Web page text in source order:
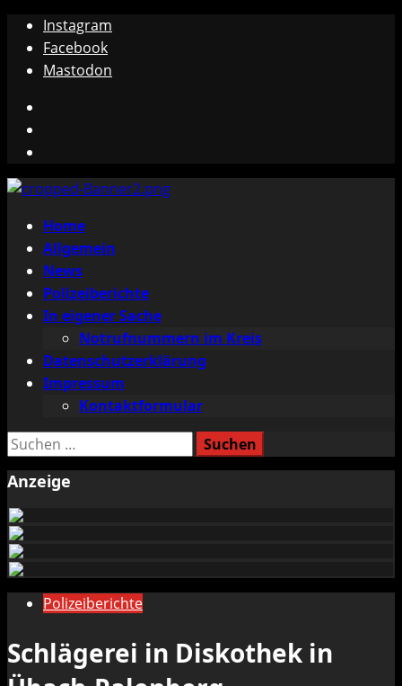
Zum
Inhalt
springen
Instagram
Facebook
Mastodon
Primäres
Menü
Home
Allgemein
News
Polizeiberichte
In eigener Sache
Notrufnummern im Kreis
Datenschutzerklärung
Impressum
Kontaktformular
Suchen
Anzeige
Polizeiberichte
Schlägerei in Diskothek in